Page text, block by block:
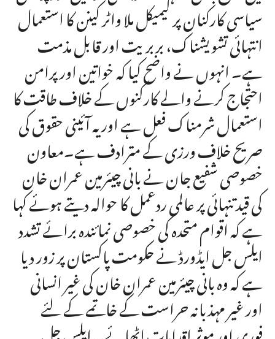
سیاسی کارکنان پر کیمیکل ملا واٹر کینن کا استعمال
انتہائی تشویشناک، بربریت اور قابل مذمت
ہے۔ انہوں نے واضح کیا کہ خواتین اور پرامن
احتجاج کرنے والے کارکنوں کے خلاف طاقت کا
استعمال شرمناک فعل ہے اور یہ آئینی حقوق کی
صریح خلاف ورزی کے مترادف ہے۔معاون
خصوصی شفیع جان نے بانی چیئرمین عمران خان
کی قید تنہائی پر عالمی ردعمل کا حوالہ دیتے ہوئے کہا
ہے کہ اقوام متحدہ کی خصوصی نمائندہ برائے تشدد
ایلس جل ایڈورڈ نے حکومت پاکستان پر زور دیا
ہے کہ وہ بانی چیئرمین عمران خان کی غیر انسانی
اور غیر مہذبانہ حراست کے خاتمے کے لئے